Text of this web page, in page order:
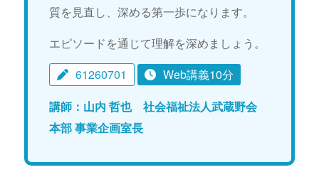
質を見直し、深める第一歩になります。
エピソードを通じて理解を深めましょう。
61260701
Web講義10分
講師：山内 哲也 社会福祉法人武蔵野会
本部 事業企画室長